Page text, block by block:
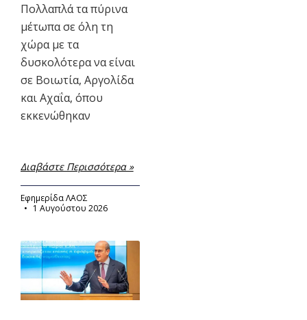
Πολλαπλά τα πύρινα
μέτωπα σε όλη τη
χώρα με τα
δυσκολότερα να είναι
σε Βοιωτία, Αργολίδα
και Αχαΐα, όπου
εκκενώθηκαν
Διαβάστε Περισσότερα »
Εφημερίδα ΛΑΟΣ
1 Αυγούστου 2026